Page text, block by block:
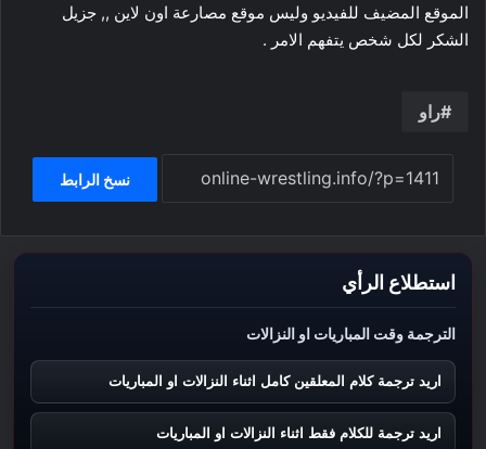
الموقع المضيف للفيديو وليس موقع مصارعة اون لاين ,, جزيل
الشكر لكل شخص يتفهم الامر .
راو
نسخ الرابط
استطلاع الرأي
الترجمة وقت المباريات او النزالات
اريد ترجمة كلام المعلقين كامل اثناء النزالات او المباريات
اريد ترجمة للكلام فقط اثناء النزالات او المباريات